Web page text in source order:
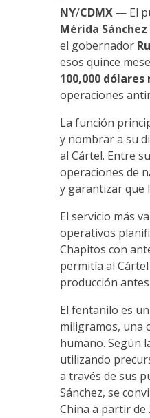
NY/CDMX — El
Mérida Sánchez
el gobernador
esos quince
100,000 dólares
operaciones
La función
y nombrar a su
al Cártel. Entre
operaciones de
y garantizar que
El servicio más
operativos
Chapitos con
permitía al
producción
El fentanilo es
miligramos, una
humano. Según
utilizando
a través de sus
Sánchez, se
China a partir de